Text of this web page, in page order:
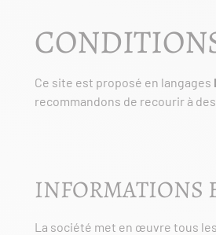
Ce site est proposé en langages
recommandons de recourir à
INFORMATIONS
La société met en œuvre tous